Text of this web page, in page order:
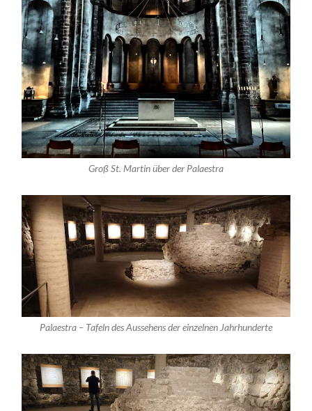
Groß St. Martin über der Palaestra
Palaestra – Tafeln des Aussehens der einzelnen Jahrhunderte